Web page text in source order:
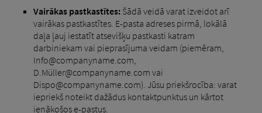
Vairākas pastkastītes:Šādā veidā varat izveidot arī
vairākas pastkastītes. E-pasta adreses pirmā, lokālā
daļa ļauj iestatīt atsevišķu pastkasti katram
darbiniekam vai pieprasījuma veidam (piemēram,
Info@companyname.com,
D.Müller@companyname.com vai
Dispo@companyname.com). Jūsu priekšrocība: varat
iepriekš noteikt dažādus kontaktpunktus un kārtot
ienākošos e-pastus.